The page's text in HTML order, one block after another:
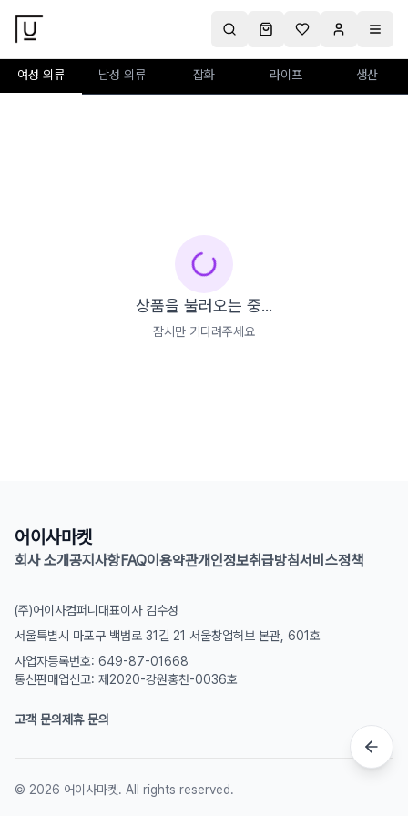
여성 의류 남성 의류 잡화 라이프 생산
상품을 불러오는 중...
잠시만 기다려주세요
어이사마켓
회사 소개공지사항FAQ이용약관개인정보취급방침서비스정책
(주)어이사컴퍼니 대표이사 김수성
서울특별시 마포구 백범로 31길 21 서울창업허브 본관, 601호
사업자등록번호: 649-87-01668
통신판매업신고: 제2020-강원홍천-0036호
고객 문의제휴 문의
© 2026 어이사마켓. All rights reserved.